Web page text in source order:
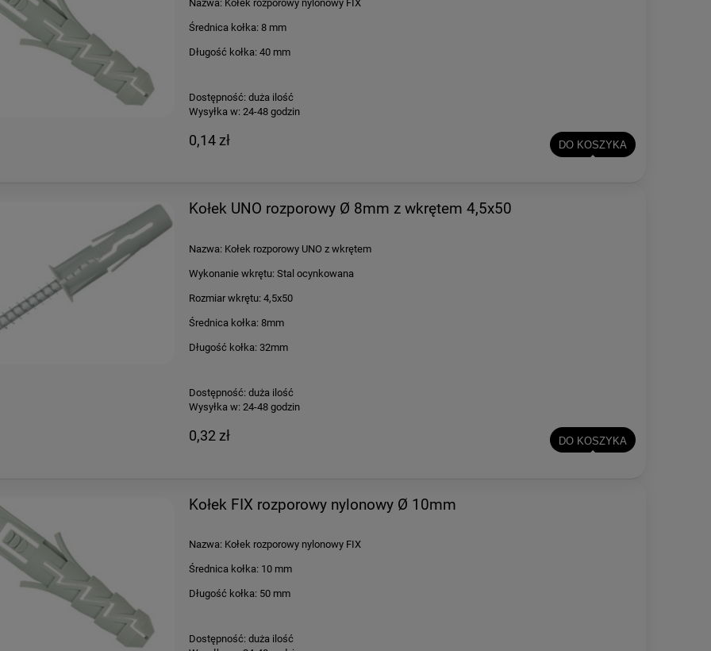
Nazwa: Kołek rozporowy nylonowy FIX
Średnica kołka: 8 mm
Długość kołka: 40 mm
Dostępność: duża ilość
Wysyłka w: 24-48 godzin
0,14 zł DO KOSZYKA
Kołek UNO rozporowy Ø 8mm z wkrętem 4,5x50
Nazwa: Kołek rozporowy UNO z wkrętem
Wykonanie wkrętu: Stal ocynkowana
Rozmiar wkrętu: 4,5x50
Średnica kołka: 8mm
Długość kołka: 32mm
Dostępność: duża ilość
Wysyłka w: 24-48 godzin
0,32 zł DO KOSZYKA
Kołek FIX rozporowy nylonowy Ø 10mm
Nazwa: Kołek rozporowy nylonowy FIX
Średnica kołka: 10 mm
Długość kołka: 50 mm
Dostępność: duża ilość